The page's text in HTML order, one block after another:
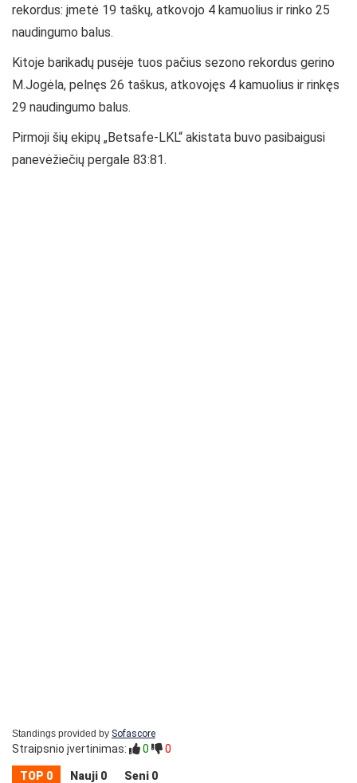
rekordus: įmetė 19 taškų, atkovojo 4 kamuolius ir rinko 25
naudingumo balus.
Kitoje barikadų pusėje tuos pačius sezono rekordus gerino
M.Jogėla, pelnęs 26 taškus, atkovojęs 4 kamuolius ir rinkęs
29 naudingumo balus.
Pirmoji šių ekipų „Betsafe-LKL“ akistata buvo pasibaigusi
panevėžiečių pergale 83:81.
Standings provided by Sofascore
Straipsnio įvertinimas: 0 0
TOP 0 Nauji 0 Seni 0